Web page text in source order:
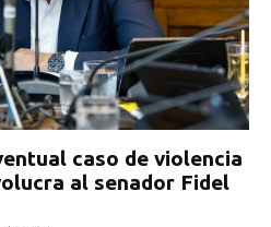
caso de violencia
al senador Fidel